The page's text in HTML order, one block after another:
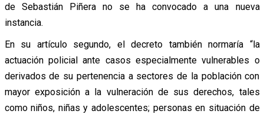
de Sebastián Piñera no se ha convocado a una nueva
instancia.
En su artículo segundo, el decreto también normaría “la
actuación policial ante casos especialmente vulnerables o
derivados de su pertenencia a sectores de la población con
mayor exposición a la vulneración de sus derechos, tales
como niños, niñas y adolescentes; personas en situación de